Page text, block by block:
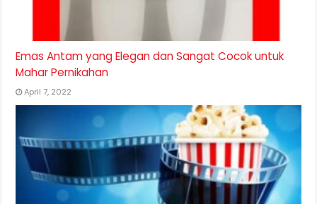
Emas Antam yang Elegan dan Sangat Cocok untuk
Mahar Pernikahan
April 7, 2022